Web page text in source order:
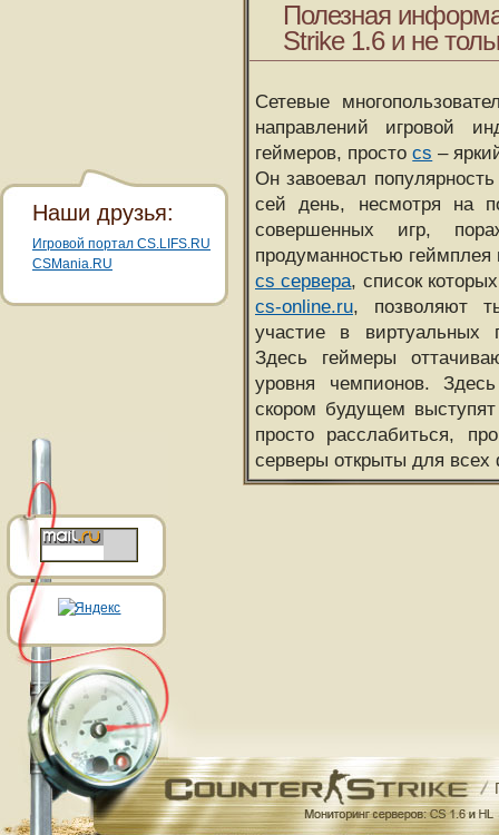
Полезная
Strike 1.6 и не
Сетевые
направлений игровой
геймеров, простоcs –
Он завоевал
сей день, несмотря на
совершенных игр,
продуманностью
cs сервера, список
cs-online.ru, позволяют
участие в виртуальных
Здесь геймеры
уровня чемпионов.
скором будущем
просто расслабиться,
серверы открыты для всех
Наши друзья:
Игровой портал CS.LIFS.RU
CSMania.RU